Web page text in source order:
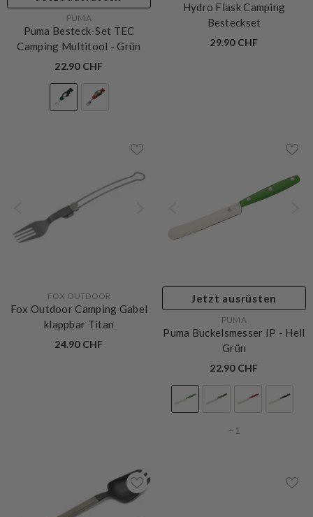
Jetzt ausrüsten
VERKÄUFERIN: PUMA
Puma Besteck-Set TEC
VERKÄUFERIN:HYDRO FLASK
Hydro Flask Camping
VERKÄUFERIN:FOX OUTDOOR
Fox Outdoor Camping Gabel
Jetzt ausrüsten
VERKÄUFERIN:PUMA
Puma Buckelsmesser IP